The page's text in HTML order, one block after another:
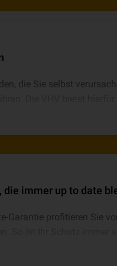
Sie zukommen. Mit der
von Personen,
die Sie selbst
die immer up to date
Garantie profitieren Sie